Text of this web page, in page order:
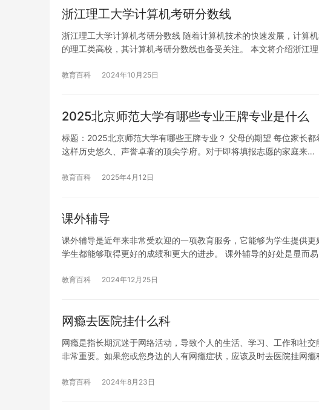
浙江理工大学计算机考研分数线
浙江理工大学计算机考研分数线 随着计算机技术的快速发展，计算
的理工类高校，其计算机考研分数线也备受关注。 本文将介绍浙江
教育百科 2024年10月25日
2025北京师范大学有哪些专业王牌专业是什么
标题：2025北京师范大学有哪些王牌专业？ 父母的期望 每位家长
这样历史悠久、声誉卓著的顶尖学府。对于即将填报志愿的家庭来…
教育百科 2025年4月12日
课外辅导
课外辅导是近年来非常受欢迎的一项教育服务，它能够为学生提供
学生都能够取得更好的成绩和更大的进步。 课外辅导的好处是显而
教育百科 2024年12月25日
网瘾去医院挂什么科
网瘾是指长期沉迷于网络活动，导致个人的生活、学习、工作和社
非常重要。如果您或您身边的人有网瘾症状，应该及时去医院挂网
教育百科 2024年8月23日